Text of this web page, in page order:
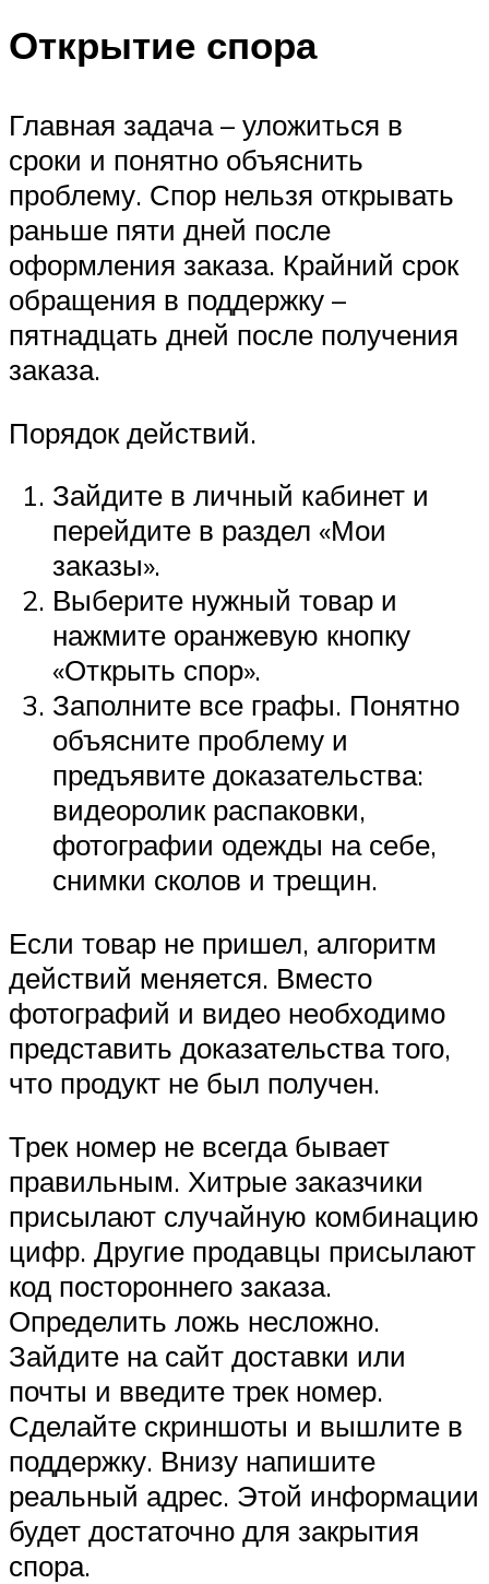
Открытие спора
Главная задача – уложиться в
сроки и понятно объяснить
проблему. Спор нельзя открывать
раньше пяти дней после
оформления заказа. Крайний срок
обращения в поддержку –
пятнадцать дней после получения
заказа.
Порядок действий.
Зайдите в личный кабинет и
перейдите в раздел «Мои
заказы».
Выберите нужный товар и
нажмите оранжевую кнопку
«Открыть спор».
Заполните все графы. Понятно
объясните проблему и
предъявите доказательства:
видеоролик распаковки,
фотографии одежды на себе,
снимки сколов и трещин.
Если товар не пришел, алгоритм
действий меняется. Вместо
фотографий и видео необходимо
представить доказательства того,
что продукт не был получен.
Трек номер не всегда бывает
правильным. Хитрые заказчики
присылают случайную комбинацию
цифр. Другие продавцы присылают
код постороннего заказа.
Определить ложь несложно.
Зайдите на сайт доставки или
почты и введите трек номер.
Сделайте скриншоты и вышлите в
поддержку. Внизу напишите
реальный адрес. Этой информации
будет достаточно для закрытия
спора.